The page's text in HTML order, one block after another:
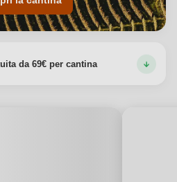
da 69€ per cantina